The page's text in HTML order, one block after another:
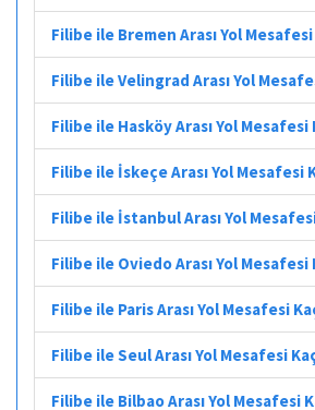
Filibe ile Bremen Arası Yol
Filibe ile Velingrad Arası Yol
Filibe ile Hasköy Arası Yol
Filibe ile İskeçe Arası Yol Mesafesi
Filibe ile İstanbul Arası Yol
Filibe ile Oviedo Arası Yol
Filibe ile Paris Arası Yol Mesafesi
Filibe ile Seul Arası Yol Mesafesi
Filibe ile Bilbao Arası Yol Mesafesi